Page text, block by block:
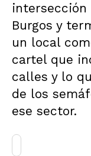
intersección
Burgos y
un local
cartel que
calles y lo
de los
ese sector.